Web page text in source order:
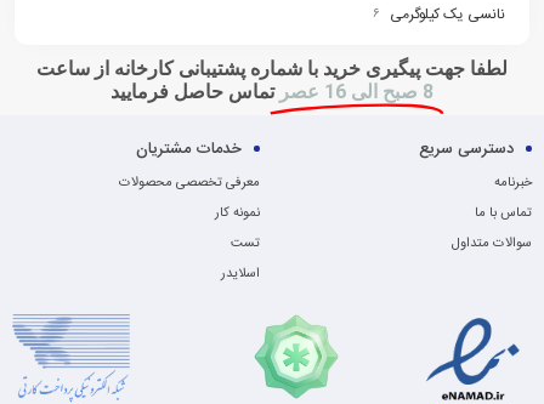
نانسی یک کیلوگرمی ۶
لطفا جهت پیگیری خرید با شماره پشتیبانی کارخانه از ساعت
8 صبح الی 16 عصر
تماس حاصل فرمایید
دسترسی سریع
خبرنامه
تماس با ما
سوالات متداول
خدمات مشتریان
معرفی تخصصی محصولات
نمونه کار
تست
اسلایدر